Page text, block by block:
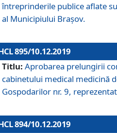
întreprinderile publice aflate
al Municipiului Brașov.
895/10.12.2019
Titlu: Aprobarea prelungirii
cabinetului medical medicină
Gospodarilor nr. 9,
894/10.12.2019